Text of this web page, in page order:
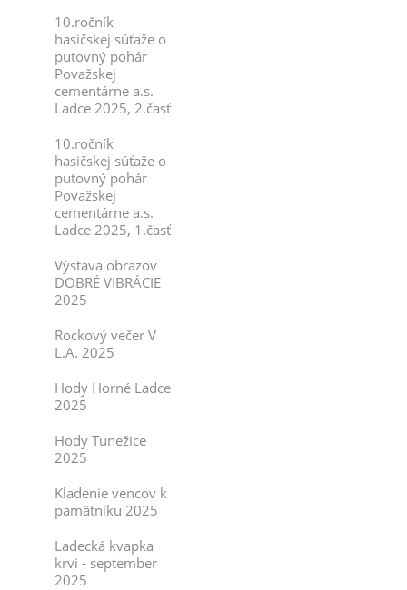
10.ročník
hasičskej súťaže o
putovný pohár
Považskej
cementárne a.s.
Ladce 2025, 2.časť
10.ročník
hasičskej súťaže o
putovný pohár
Považskej
cementárne a.s.
Ladce 2025, 1.časť
Výstava obrazov
DOBRÉ VIBRÁCIE
2025
Rockový večer V
L.A. 2025
Hody Horné Ladce
2025
Hody Tunežice
2025
Kladenie vencov k
pamätníku 2025
Ladecká kvapka
krvi - september
2025